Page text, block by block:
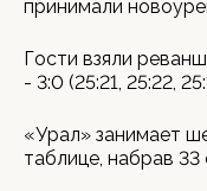
принимали
Гости взяли
- 3:0 (25:21, 25:22,
«Урал» занимает
таблице, набрав 33